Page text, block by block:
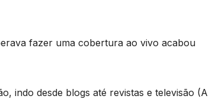
fazer uma cobertura ao vivo acabou
indo desde blogs até revistas e televisão (A